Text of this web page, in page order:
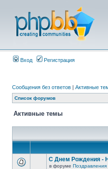
Вход Регистрация
Сообщения без ответов | Активные
Список форумов
Активные темы
С Днем Рождения -
в форуме Поздравления